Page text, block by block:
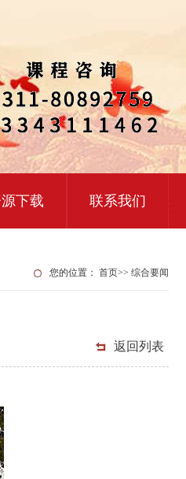
下载 联系我们
您的位置： 首页>> 综合要闻
返回列表